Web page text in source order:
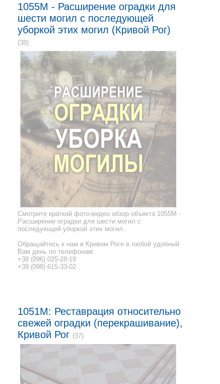
1055M - Расширение оградки для
шести могил с последующей
уборкой этих могил (Кривой Рог)
(38)
Смотрите краткий фото-видео обзор объекта 1055M -
Расширение оградки для шести могил с
последующей уборкой этих могил.
Обращайтесь к нам в Кривом Роге в любой удобный
Вам день по телефонам:
+38 (096) 025-28-19
+38 (098) 615-33-02
1051M: Реставрация относительно
свежей оградки (перекрашивание),
Кривой Рог (37)